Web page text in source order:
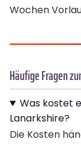
Wochen
Häufige Fragen
Was kostet
Lanarkshire?
Die Kosten